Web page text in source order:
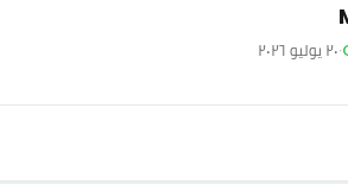
·٢٠ يوليو ٢٠٢٦